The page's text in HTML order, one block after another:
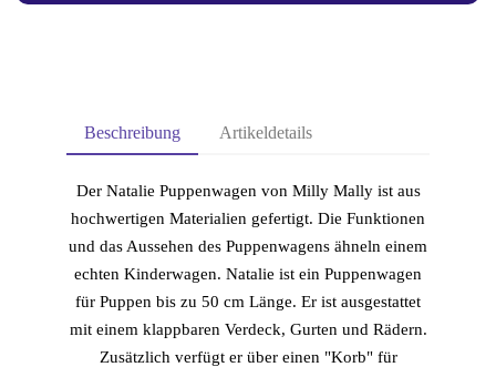
Beschreibung Artikeldetails
Der Natalie Puppenwagen von Milly Mally ist aus
hochwertigen Materialien gefertigt. Die Funktionen
und das Aussehen des Puppenwagens ähneln einem
echten Kinderwagen. Natalie ist ein Puppenwagen
für Puppen bis zu 50 cm Länge. Er ist ausgestattet
mit einem klappbaren Verdeck, Gurten und Rädern.
Zusätzlich verfügt er über einen "Korb" für